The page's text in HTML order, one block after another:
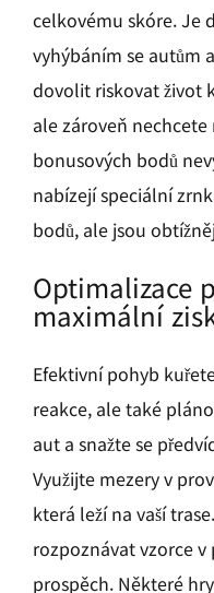
celkovému skóre. Je
vyhýbáním se autům
dovolit riskovat život
ale zároveň
bonusových bodů
nabízejí speciální
bodů, ale jsou
Optimalizace
maximální
Efektivní pohyb
reakce, ale také
aut a snažte se
Využijte mezery v
která leží na vaší
rozpoznávat vzorce v
prospěch. Některé